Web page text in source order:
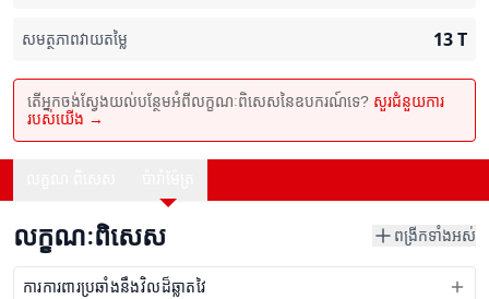
សមត្ថភាពវាយតម្លៃ 13T
តើអ្នកចង់ស្វែងយល់បន្ថែមអំពីលក្ខណៈពិសេសនៃឧបករណ៍ទេ? សួរជំនួយការ
របស់យើង →
លក្ខណៈពិសេស ពង្រីកទាំងអស់
ការការពារប្រឆាំងនឹងវិលដ៏ឆ្លាតវៃ